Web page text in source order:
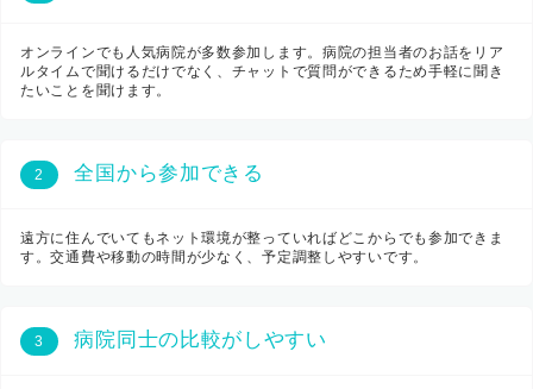
オンラインでも人気病院が多数参加します。病院の担当者のお話をリア
ルタイムで聞けるだけでなく、チャットで質問ができるため手軽に聞き
たいことを聞けます。
2 全国から参加できる
遠方に住んでいてもネット環境が整っていればどこからでも参加できま
す。交通費や移動の時間が少なく、予定調整しやすいです。
3 病院同士の比較がしやすい